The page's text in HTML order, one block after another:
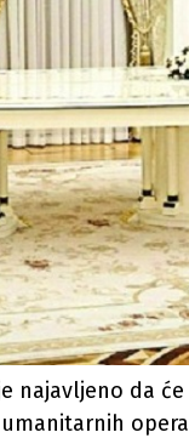
najavljeno da